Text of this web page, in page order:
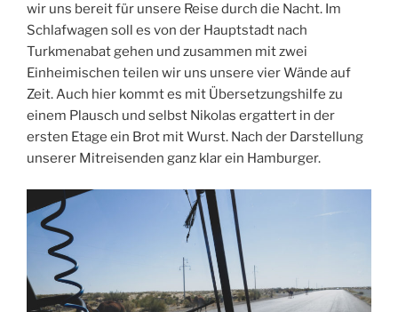
wir uns bereit für unsere Reise durch die Nacht. Im
Schlafwagen soll es von der Hauptstadt nach
Turkmenabat gehen und zusammen mit zwei
Einheimischen teilen wir uns unsere vier Wände auf
Zeit. Auch hier kommt es mit Übersetzungshilfe zu
einem Plausch und selbst Nikolas ergattert in der
ersten Etage ein Brot mit Wurst. Nach der Darstellung
unserer Mitreisenden ganz klar ein Hamburger.